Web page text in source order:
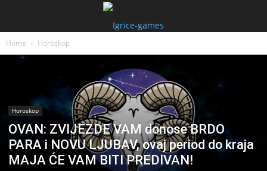
Home Horoskop
Horoskop
OVAN: ZVIJEZDE VAM donose BRDO
PARA i NOVU LJUBAV, ovaj period do kraja
MAJA ĆE VAM BITI PREDIVAN!